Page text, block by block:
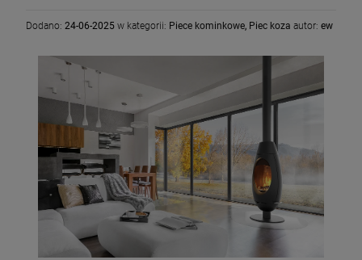
Dodano: 24-06-2025 w kategorii: Piece kominkowe, Piec koza autor: ew